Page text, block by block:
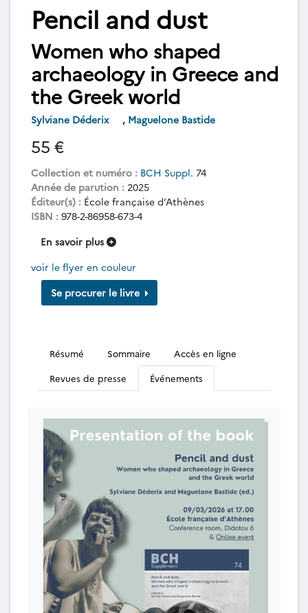
Pencil and dust
Women who shaped
archaeology in Greece and
the Greek world
Sylviane Déderix , Maguelone Bastide
55 €
Collection et numéro : BCH Suppl. 74
Année de parution : 2025
Éditeur(s) : École française d’Athènes
ISBN : 978-2-86958-673-4
En savoir plus
voir le flyer en couleur
Se procurer le livre
Résumé Sommaire
Accès en ligne
Revues de presse
Événements